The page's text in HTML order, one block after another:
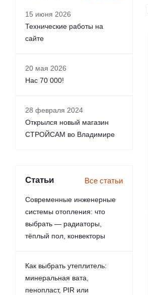
15 июня 2026
Технические работы на
сайте
20 мая 2026
Нас 70 000!
28 февраля 2024
Открылся новый магазин
СТРОЙСАМ во Владимире
Статьи Все статьи
Современные инженерные
системы отопления: что
выбрать — радиаторы,
тёплый пол, конвекторы
Как выбрать утеплитель:
минеральная вата,
пенопласт, PIR или